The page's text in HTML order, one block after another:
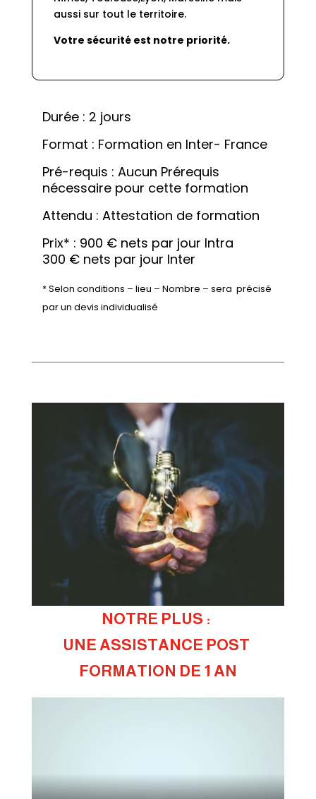
aussi sur tout le territoire.
Votre sécurité est notre priorité.
Durée : 2 jours
Format : Formation en Inter- France
Pré-requis : Aucun Prérequis
nécessaire pour cette formation
Attendu : Attestation de formation
Prix* : 900 € nets par jour Intra
300 € nets par jour Inter
* Selon conditions – lieu – Nombre – sera  précisé
par un devis individualisé
NOTRE PLUS :
UNE ASSISTANCE POST
FORMATION DE 1 AN